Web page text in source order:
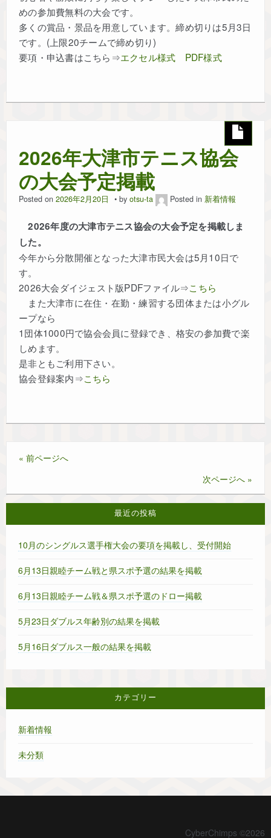
めの参加費無料の大会です。
多くの賞品・景品を用意しています。締め切りは5月3日
です。(上限20チームで締め切り)
要項・申込書はこちら⇒エクセル様式 PDF様式
2026年大津市テニス協会
の大会予定掲載
Posted on 2026年2月20日 by otsu-ta Posted in 新着情報
2026年度の大津市テニス協会の大会予定を掲載しま
した。
今年から分散開催となった大津市民大会は5月10日で
す。
2026大会ダイジェスト版PDFファイル⇒こちら
また大津市に在住・在勤・練習する団体または小グル
ープなら
1団体1000円で協会会員に登録でき、格安の参加費で楽
しめます。
是非ともご利用下さい。
協会登録案内⇒こちら
« 前ページへ
次ページへ »
最近の投稿
10月のシングルス選手権大会の要項を掲載し、受付開始
6月13日親睦チーム戦と県スポ予選の結果を掲載
6月13日親睦チーム戦＆県スポ予選のドロー掲載
5月23日ダブルス年齢別の結果を掲載
5月16日ダブルス一般の結果を掲載
カテゴリー
新着情報
未分類
CyberChimps ©2026